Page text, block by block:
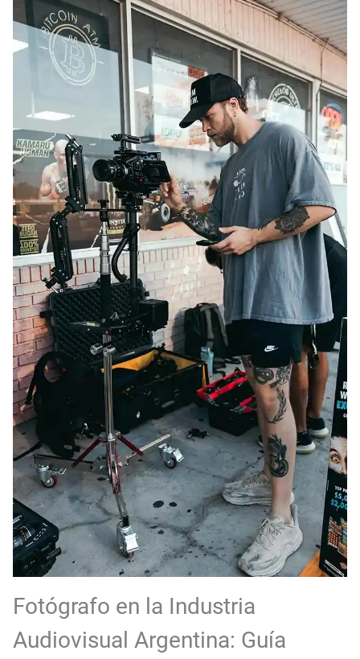
EXPIRADO: Creative Director en BLOODY (Madrid, España) - Referencia Salarial
Fotógrafo en la Industria
Audiovisual Argentina: Guía